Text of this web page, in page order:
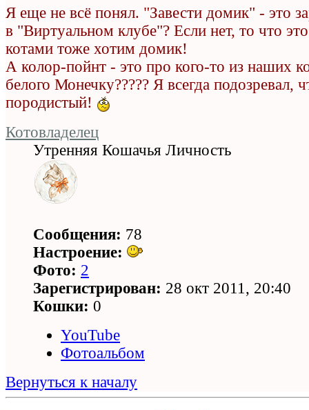
Я еще не всё понял. "Завести домик" - это
в "Виртуальном клубе"? Если нет, то что
котами тоже хотим домик!
А колор-пойнт - это про кого-то из наших
белого Монечку????? Я всегда подозревал,
породистый!
Котовладелец
Утренняя Кошачья Личность
Сообщения: 78
Настроение:
Фото: 2
Зарегистрирован: 28 окт 2011, 20:40
Кошки: 0
YouTube
Фотоальбом
Вернуться к началу